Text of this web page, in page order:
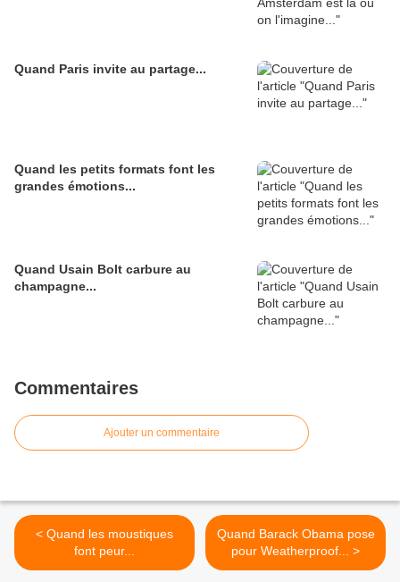
Quand Paris invite au partage...
Quand les petits formats font les
grandes émotions...
Quand Usain Bolt carbure au
champagne...
Commentaires
Ajouter un commentaire
< Quand les moustiques
font peur...
Quand Barack Obama pose
pour Weatherproof... >